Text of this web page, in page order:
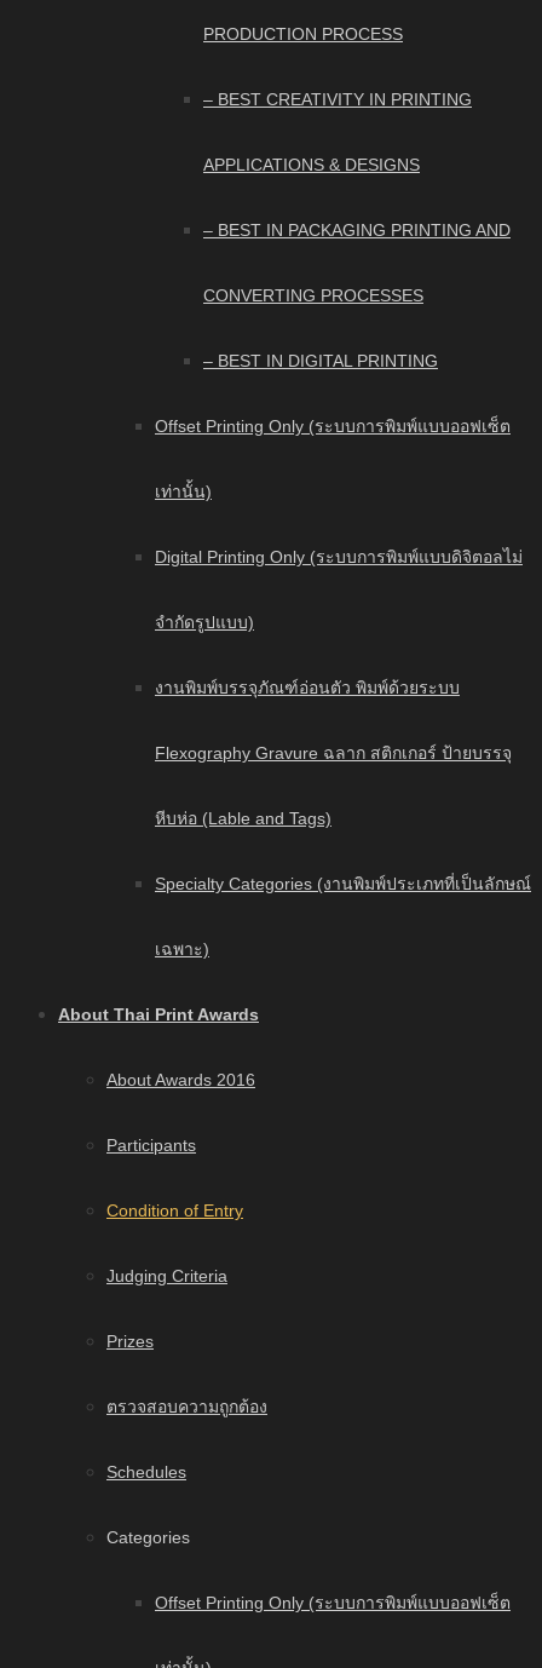
PRODUCTION PROCESS
– BEST CREATIVITY IN PRINTING
APPLICATIONS & DESIGNS
– BEST IN PACKAGING PRINTING AND
CONVERTING PROCESSES
– BEST IN DIGITAL PRINTING
Offset Printing Only (ระบบการพิมพ์แบบออฟเซ็ต
เท่านั้น)
Digital Printing Only (ระบบการพิมพ์แบบดิจิตอลไม่
จำกัดรูปแบบ)
งานพิมพ์บรรจุภัณฑ์อ่อนตัว พิมพ์ด้วยระบบ
Flexography Gravure ฉลาก สติกเกอร์ ป้ายบรรจุ
หีบห่อ (Lable and Tags)
Specialty Categories (งานพิมพ์ประเภทที่เป็นลักษณ์
เฉพาะ)
About Thai Print Awards
About Awards 2016
Participants
Condition of Entry
Judging Criteria
Prizes
ตรวจสอบความถูกต้อง
Schedules
Categories
Offset Printing Only (ระบบการพิมพ์แบบออฟเซ็ต